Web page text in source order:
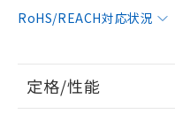
RoHS/REACH対応状況
定格/性能